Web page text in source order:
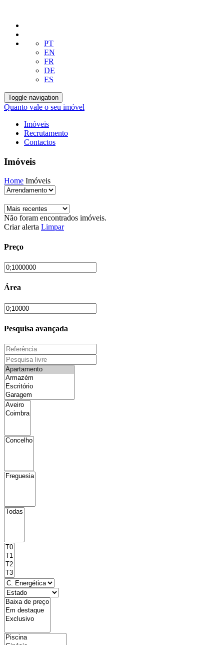
PT
EN
FR
DE
ES
Toggle navigation
Quanto vale o seu imóvel
Imóveis
Recrutamento
Contactos
Imóveis
Home Imóveis
Não foram encontrados imóveis.
Criar alerta Limpar
Preço
Área
Pesquisa avançada